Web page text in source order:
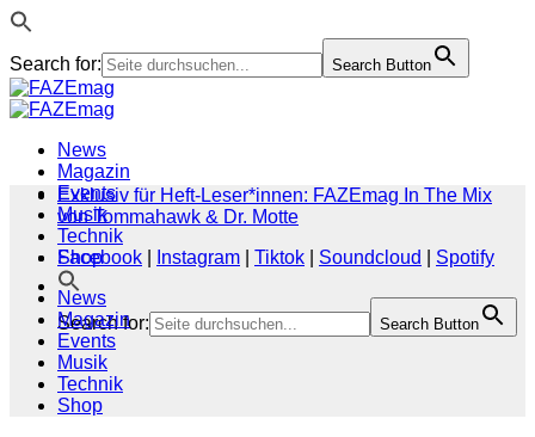
Search for: Search Button
Zum
Inhalt
News
Magazin
Events
Musik
Technik
Shop
Search for: Search Button
Exklusiv für Heft-Leser*innen: FAZEmag In The Mix
von Tommahawk & Dr. Motte
Facebook
Instagram Tiktok Soundcloud
Spotify
News
Magazin
Events
Musik
Technik
Shop